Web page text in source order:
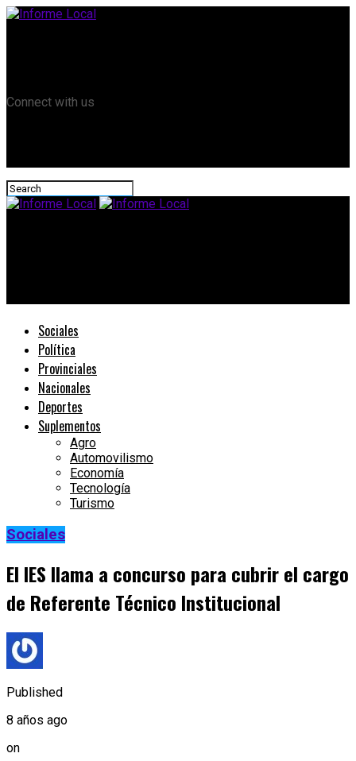
Connect with us
Sociales
Política
Provinciales
Nacionales
Deportes
Suplementos
Agro
Automovilismo
Economía
Tecnología
Turismo
Sociales
El IES llama a concurso para cubrir el cargo
de Referente Técnico Institucional
Published
8 años ago
on